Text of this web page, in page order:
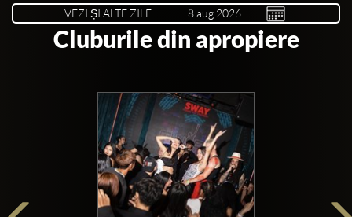
VEZI ȘI ALTE ZILE
Cluburile din apropiere